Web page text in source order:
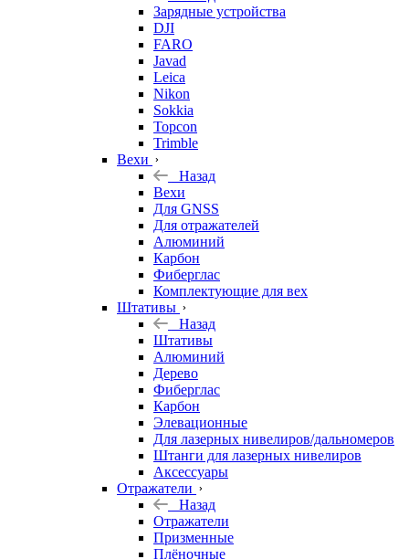
Зарядные устройства
DJI
FARO
Javad
Leica
Nikon
Sokkia
Topcon
Trimble
Вехи
Назад
Вехи
Для GNSS
Для отражателей
Алюминий
Карбон
Фиберглас
Комплектующие для вех
Штативы
Назад
Штативы
Алюминий
Дерево
Фиберглас
Карбон
Элевационные
Для лазерных нивелиров/дальномеров
Штанги для лазерных нивелиров
Аксессуары
Отражатели
Назад
Отражатели
Призменные
Плёночные